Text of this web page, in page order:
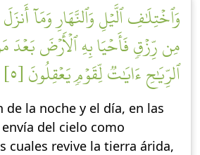
وَٱخۡتِلَٰفِ ٱلَّيۡلِ وَٱلنَّهَارِ وَمَآ
مِن رِّزۡقٖ فَأَحۡيَا بِهِ ٱلۡأَرۡضَ بَعۡدَ
ٱلرِّيَٰحِ ءَايَٰتٞ لِّقَوۡمٖ يَعۡقِلُونَ [٥]
de la noche y el día, en las
del cielo como
cuales revive la tierra árida,